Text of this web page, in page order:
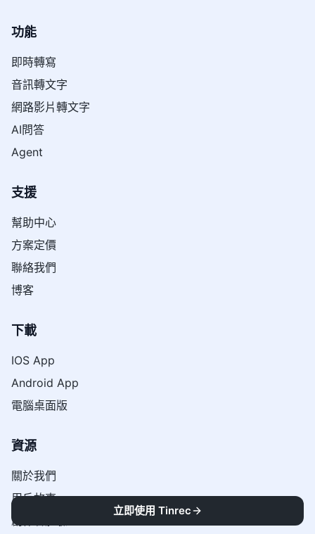
功能
即時轉寫
音訊轉文字
網路影片轉文字
AI問答
Agent
支援
幫助中心
方案定價
聯絡我們
博客
下載
IOS App
Android App
電腦桌面版
資源
關於我們
用戶故事
創作者體驗
立即使用 Tinrec